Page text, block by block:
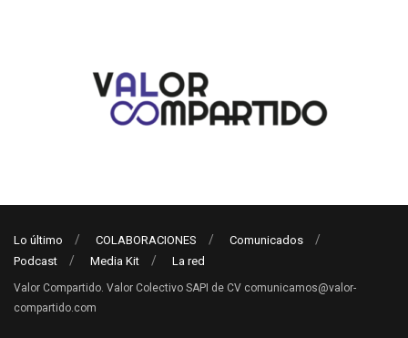
Lo último COLABORACIONES
Comunicados
Podcast
Media Kit La red
Valor Compartido. Valor Colectivo SAPI de CV comunicamos@valor-
compartido.com